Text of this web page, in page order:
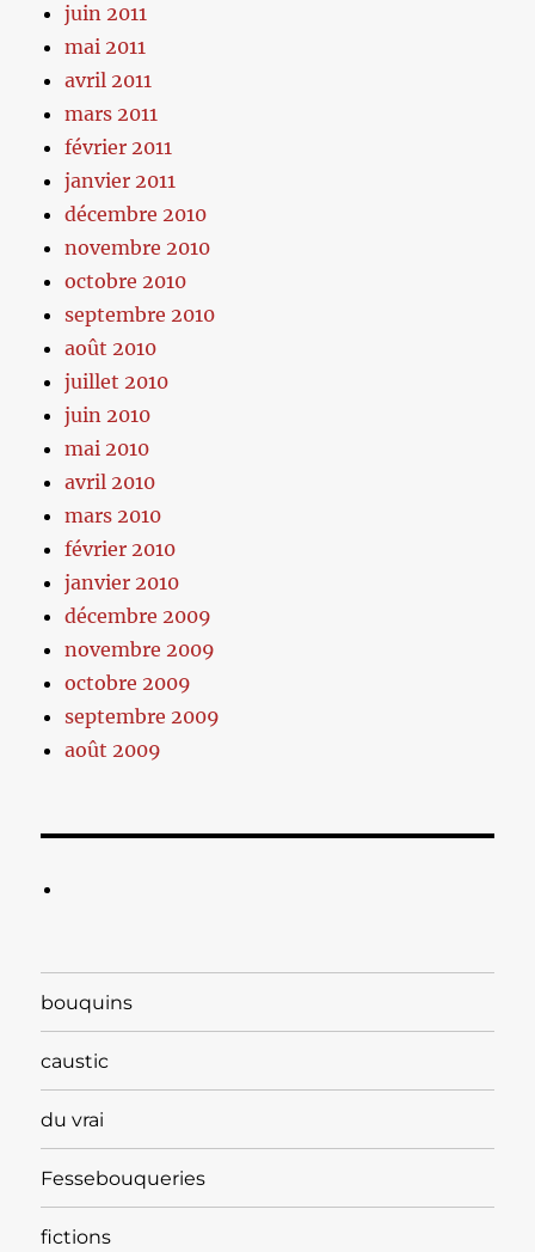
juin 2011
mai 2011
avril 2011
mars 2011
février 2011
janvier 2011
décembre 2010
novembre 2010
octobre 2010
septembre 2010
août 2010
juillet 2010
juin 2010
mai 2010
avril 2010
mars 2010
février 2010
janvier 2010
décembre 2009
novembre 2009
octobre 2009
septembre 2009
août 2009
bouquins
caustic
du vrai
Fessebouqueries
fictions